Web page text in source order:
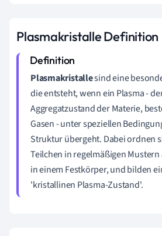
Plasmakristalle Definition
Plasmakristallesind eine
die entsteht, wenn ein Plasma -
Aggregatzustand der Materie,
Gasen - unter speziellen
Struktur übergeht. Dabei ordnen
Teilchen in regelmäßigen
in einem Festkörper, und bilden
'kristallinen Plasma-Zustand'.